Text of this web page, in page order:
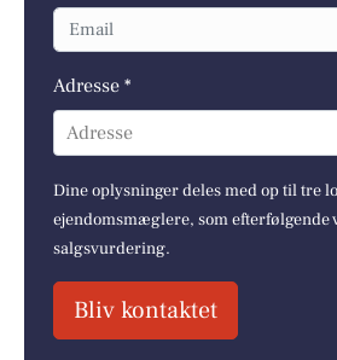
Adresse *
Adresse
Dine oplysninger deles med op til tre
ejendomsmæglere, som efterfølgende
salgsvurdering.
Bliv kontaktet